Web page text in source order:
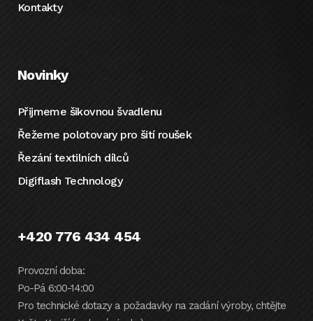
Kontakty
Novinky
Přijmeme šikovnou švadlenu
Řežeme polotovary pro šití roušek
Řezání textilních dílců
Digiflash Technology
+420 776 434 454
Provozní doba:
Po-Pá 6:00-14:00
Pro technické dotazy a požadavky na zadání výroby, chtějte